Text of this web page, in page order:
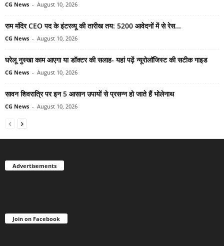
CG News - August 10, 2026
राम मंदिर CEO पद के इंटरव्यू की तारीख तय: 5200 आवेदनों में से रेस...
CG News - August 10, 2026
घरेलू नुस्खा काम आएगा या डॉक्टर की सलाह- यहां पढ़ें न्यूरोलॉजिस्ट की सटीक गाइड
CG News - August 10, 2026
सावन शिवरात्रि पर इन 5 आसान उपायों से प्रसन्न हो जाते हैं भोलेनाथ
CG News - August 10, 2026
Advertisements
Join on Facebook